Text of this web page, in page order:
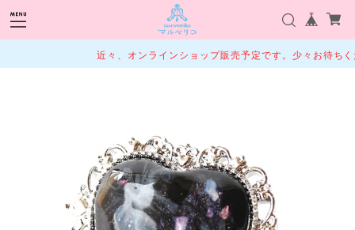
近々、オンラインショップ販売予定です。少々お待ちくだ